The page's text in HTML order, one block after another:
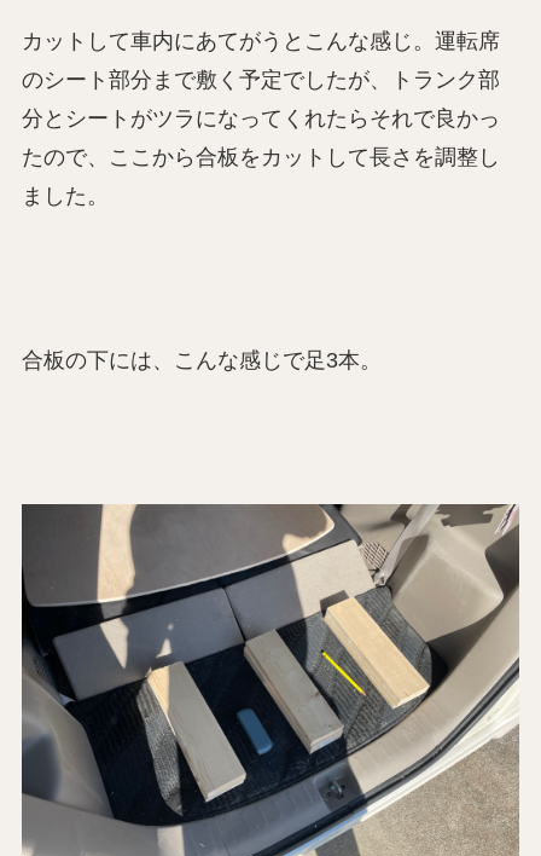
カットして車内にあてがうとこんな感じ。運転席
のシート部分まで敷く予定でしたが、トランク部
分とシートがツラになってくれたらそれで良かっ
たので、ここから合板をカットして長さを調整し
ました。
合板の下には、こんな感じで足3本。